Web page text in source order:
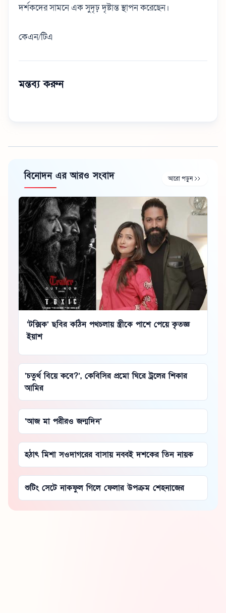
দর্শকদের সামনে এক সুদৃঢ় দৃষ্টান্ত স্থাপন করেছেন।
কেএন/টিএ
মন্তব্য করুন
বিনোদন এর আরও সংবাদ আরো পড়ুন
‘টক্সিক’ ছবির কঠিন পথচলায় স্ত্রীকে পাশে পেয়ে কৃতজ্ঞ
ইয়াশ
‘চতুর্থ বিয়ে কবে?’, কেবিসির প্রমো ঘিরে ট্রলের শিকার
আমির
‘আজ মা পরীরও জন্মদিন’
হঠাৎ মিশা সওদাগরের বাসায় নব্বই দশকের তিন নায়ক
শুটিং সেটে নাকফুল গিলে ফেলার উপক্রম শেহনাজের